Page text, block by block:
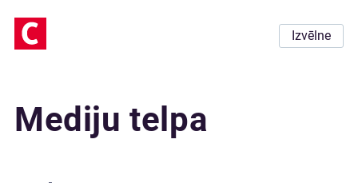
Izvēlne
Mediju telpa